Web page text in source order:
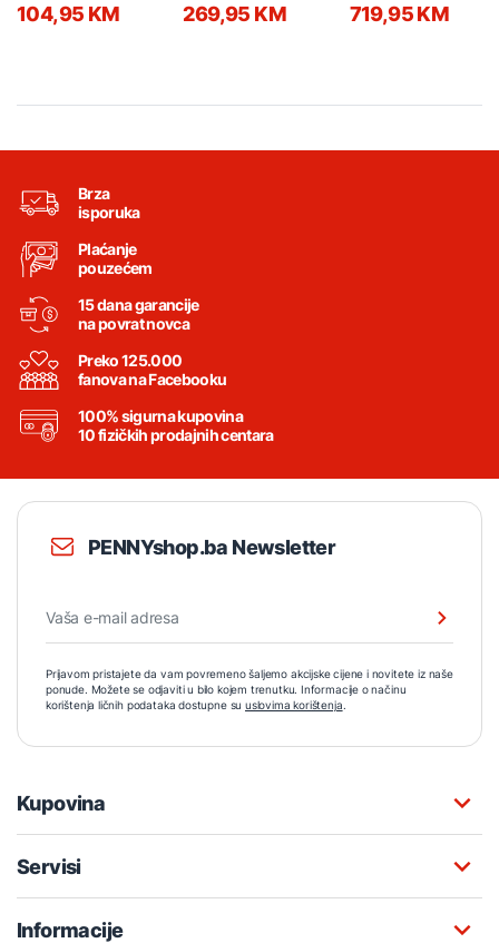
bijeli
104,95 KM
COMFORT 15-14 B
269,95 KM 719,95 KM
Brza
isporuka
Plaćanje
pouzećem
15 dana garancije
na povrat novca
Preko 125.000
fanova na Facebooku
100% sigurna kupovina
10 fizičkih prodajnih centara
PENNYshop.ba Newsletter
Prijavom pristajete da vam povremeno šaljemo akcijske cijene i novitete iz naše
ponude. Možete se odjaviti u bilo kojem trenutku. Informacije o načinu
korištenja ličnih podataka dostupne su uslovima korištenja.
Kupovina
Servisi
Informacije